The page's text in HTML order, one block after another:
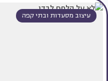
עיצוב מסעדות ובתי קפה